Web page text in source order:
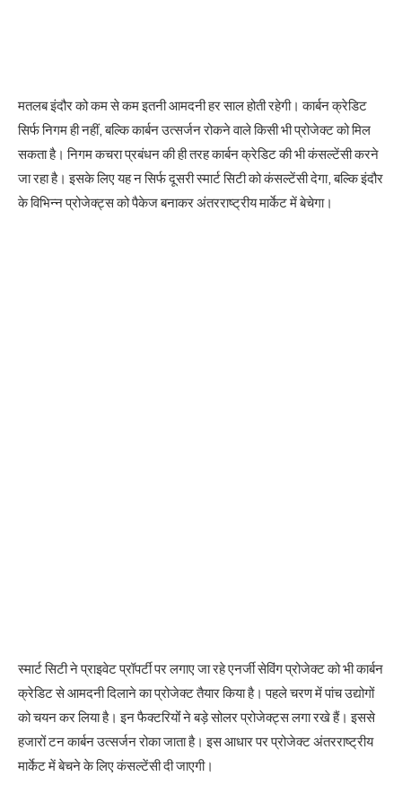
मतलब इंदौर को कम से कम इतनी आमदनी हर साल होती रहेगी। कार्बन क्रेडिट
सिर्फ निगम ही नहीं, बल्कि कार्बन उत्सर्जन रोकने वाले किसी भी प्रोजेक्ट को मिल
सकता है। निगम कचरा प्रबंधन की ही तरह कार्बन क्रेडिट की भी कंसल्टेंसी करने
जा रहा है। इसके लिए यह न सिर्फ दूसरी स्मार्ट सिटी को कंसल्टेंसी देगा, बल्कि इंदौर
के विभिन्न प्रोजेक्ट्स को पैकेज बनाकर अंतरराष्ट्रीय मार्केट में बेचेगा।
स्मार्ट सिटी ने प्राइवेट प्रॉपर्टी पर लगाए जा रहे एनर्जी सेविंग प्रोजेक्ट को भी कार्बन
क्रेडिट से आमदनी दिलाने का प्रोजेक्ट तैयार किया है। पहले चरण में पांच उद्योगों
को चयन कर लिया है। इन फैक्टरियोंं ने बड़े सोलर प्रोजेक्ट्स लगा रखे हैं। इससे
हजारों टन कार्बन उत्सर्जन रोका जाता है। इस आधार पर प्रोजेक्ट अंतरराष्ट्रीय
मार्केट में बेचने के लिए कंसल्टेंसी दी जाएगी।